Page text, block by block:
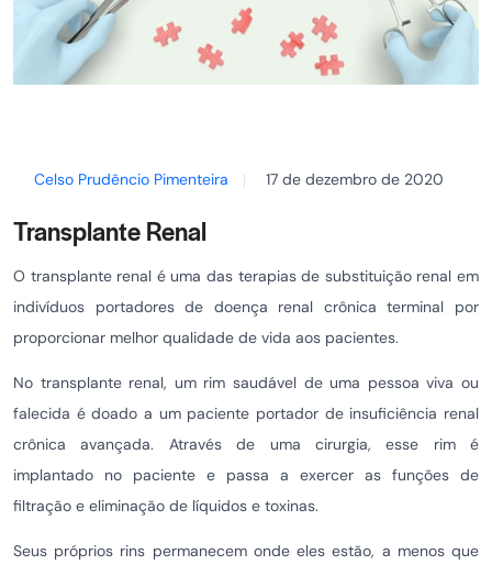
Celso Prudêncio Pimenteira 17 de dezembro de 2020
Transplante Renal
O transplante renal é uma das terapias de substituição renal em
indivíduos portadores de doença renal crônica terminal por
proporcionar melhor qualidade de vida aos pacientes.
No transplante renal, um rim saudável de uma pessoa viva ou
falecida é doado a um paciente portador de insuficiência renal
crônica avançada. Através de uma cirurgia, esse rim é
implantado no paciente e passa a exercer as funções de
filtração e eliminação de líquidos e toxinas.
Seus próprios rins permanecem onde eles estão, a menos que